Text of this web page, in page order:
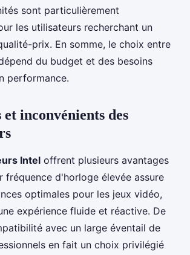
sont particulièrement
les utilisateurs recherchant un
prix. En somme, le choix entre
du budget et des besoins
performance.
et inconvénients des
Intel offrent plusieurs avantages
fréquence d'horloge élevée assure
optimales pour les jeux vidéo,
expérience fluide et réactive. De
avec un large éventail de
en fait un choix privilégié